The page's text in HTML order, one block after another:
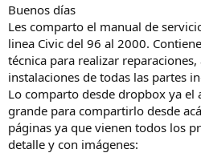
Buenos días
Les comparto el manual de
linea Civic del 96 al 2000.
técnica para realizar
instalaciones de todas las partes
Lo comparto desde dropbox ya el
grande para compartirlo desde
páginas ya que vienen todos los
detalle y con imágenes: